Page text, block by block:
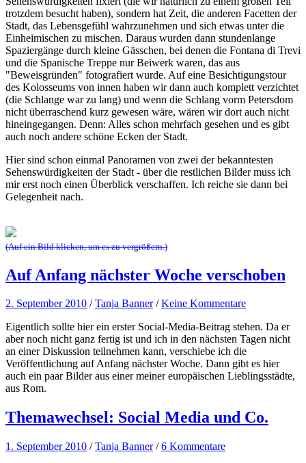
trotzdem besucht haben), sondern hat Zeit, die anderen Facetten der
Stadt, das Lebensgefühl wahrzunehmen und sich etwas unter die
Einheimischen zu mischen. Daraus wurden dann stundenlange
Spaziergänge durch kleine Gässchen, bei denen die Fontana di Trevi
und die Spanische Treppe nur Beiwerk waren, das aus
"Beweisgründen" fotografiert wurde. Auf eine Besichtigungstour
des Kolosseums von innen haben wir dann auch komplett verzichtet
(die Schlange war zu lang) und wenn die Schlang vorm Petersdom
nicht überraschend kurz gewesen wäre, wären wir dort auch nicht
hineingegangen. Denn: Alles schon mehrfach gesehen und es gibt
auch noch andere schöne Ecken der Stadt.
Hier sind schon einmal Panoramen von zwei der bekanntesten
Sehenswürdigkeiten der Stadt - über die restlichen Bilder muss ich
mir erst noch einen Überblick verschaffen. Ich reiche sie dann bei
Gelegenheit nach.
(Auf ein Bild klicken, um es zu vergrößern.)
Auf Anfang nächster Woche verschoben
2. September 2010 /Tanja Banner /Keine Kommentare
Eigentlich sollte hier ein erster Social-Media-Beitrag stehen. Da er
aber noch nicht ganz fertig ist und ich in den nächsten Tagen nicht
an einer Diskussion teilnehmen kann, verschiebe ich die
Veröffentlichung auf Anfang nächster Woche. Dann gibt es hier
auch ein paar Bilder aus einer meiner europäischen Lieblingsstädte,
aus Rom.
Themawechsel: Social Media und Co.
1. September 2010 /Tanja Banner /6 Kommentare